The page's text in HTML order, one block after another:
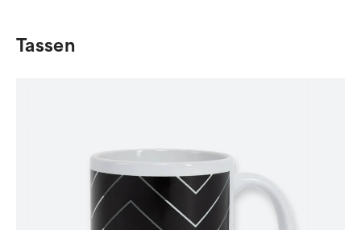
Tassen